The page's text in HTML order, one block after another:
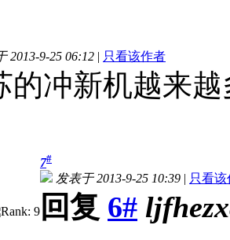
2013-9-25 06:12 | 只看该作者
的冲新机越来
7#
发表于 2013-9-25 10:39 | 只看该
回复 6#